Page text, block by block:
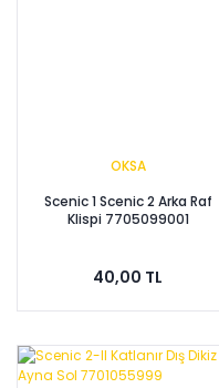
OKSA
Scenic 1 Scenic 2 Arka Raf
Klispi 7705099001
40,00 TL